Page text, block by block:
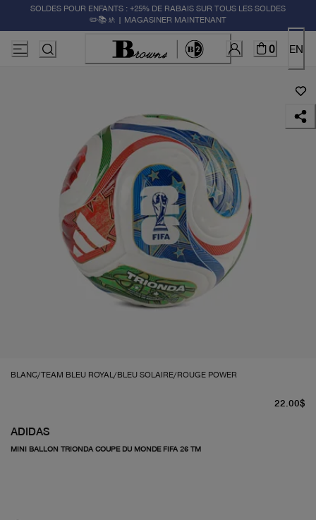
SOLDES POUR ENFANTS : +25% DE RABAIS SUR TOUS LES SOLDES
✏️📚🚸 | MAGASINER MAINTENANT
0 EN
BLANC/TEAM BLEU ROYAL/BLEU SOLAIRE/ROUGE POWER
ADIDAS
MINI BALLON TRIONDA COUPE DU MONDE FIFA 26 TM
22.00$